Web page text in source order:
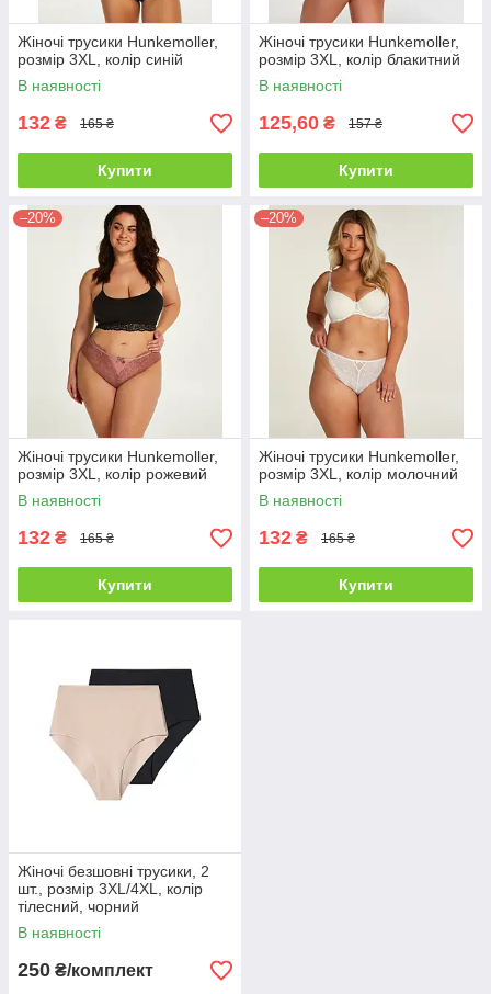
Жіночі трусики Hunkemoller,
розмір 3XL, колір синій
В наявності
132 ₴ 165 ₴
Купити
Жіночі трусики Hunkemoller,
розмір 3XL, колір блакитний
В наявності
125,60 ₴ 157 ₴
Купити
–20%
Жіночі трусики Hunkemoller,
розмір 3XL, колір рожевий
В наявності
132 ₴ 165 ₴
Купити
–20%
Жіночі трусики Hunkemoller,
розмір 3XL, колір молочний
В наявності
132 ₴ 165 ₴
Купити
Жіночі безшовні трусики, 2
шт., розмір 3XL/4XL, колір
тілесний, чорний
В наявності
250 ₴/комплект